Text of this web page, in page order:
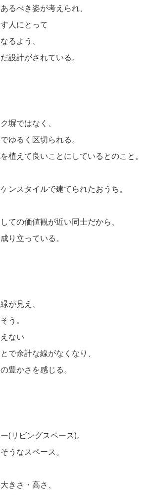
るべき姿が考えられ、
人にとって
るよう、
設計がされている。
塀ではなく、
ゆるく区切られる。
植えて良いことにしているとのこと。
ンスタイルで建てられたおうち。
ての価値観が近い同士だから、
り立っている。
が見え、
う。
ない
で余計な線がなくなり、
豊かさを感じる。
(リビングスペース)。
うなスペース。
きさ・高さ、